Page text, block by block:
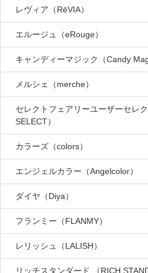
レヴィア（RēVIA）
エルージュ（eRouge）
キャンディーマジック（Candy
メルシェ（merche）
セレクトフェアリーユーザーセレ
SELECT）
カラーズ（colors）
エンジェルカラー（Angelcolor）
ダイヤ（Diya）
フランミー（FLANMY）
レリッシュ（LALISH）
リッチスタンダード （RICH